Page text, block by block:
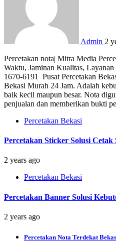
Admin 2
Percetakan nota| Mitra Media
Waktu, Jaminan Kualitas,
1670-6191 Pusat Percetakan
Bekasi Murah 24 Jam. Adalah
baik kecil maupun besar. Nota
penjualan dan memberikan bukti
Percetakan Bekasi
Percetakan Sticker Solusi
2 years ago
Percetakan Bekasi
Percetakan Banner Solusi
2 years ago
Percetakan Nota Terdekat